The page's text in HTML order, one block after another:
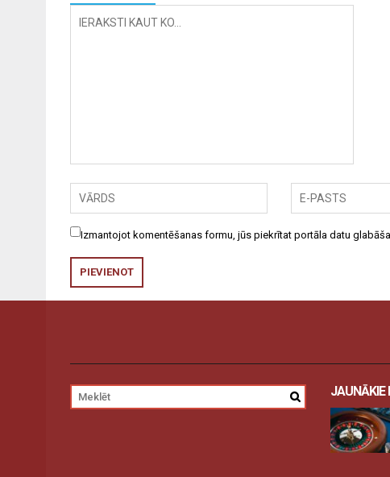
Izmantojot komentēšanas formu, jūs piekrītat portāla datu
JAUNĀKIE